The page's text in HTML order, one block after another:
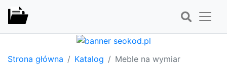
Strona główna Katalog Meble na wymiar